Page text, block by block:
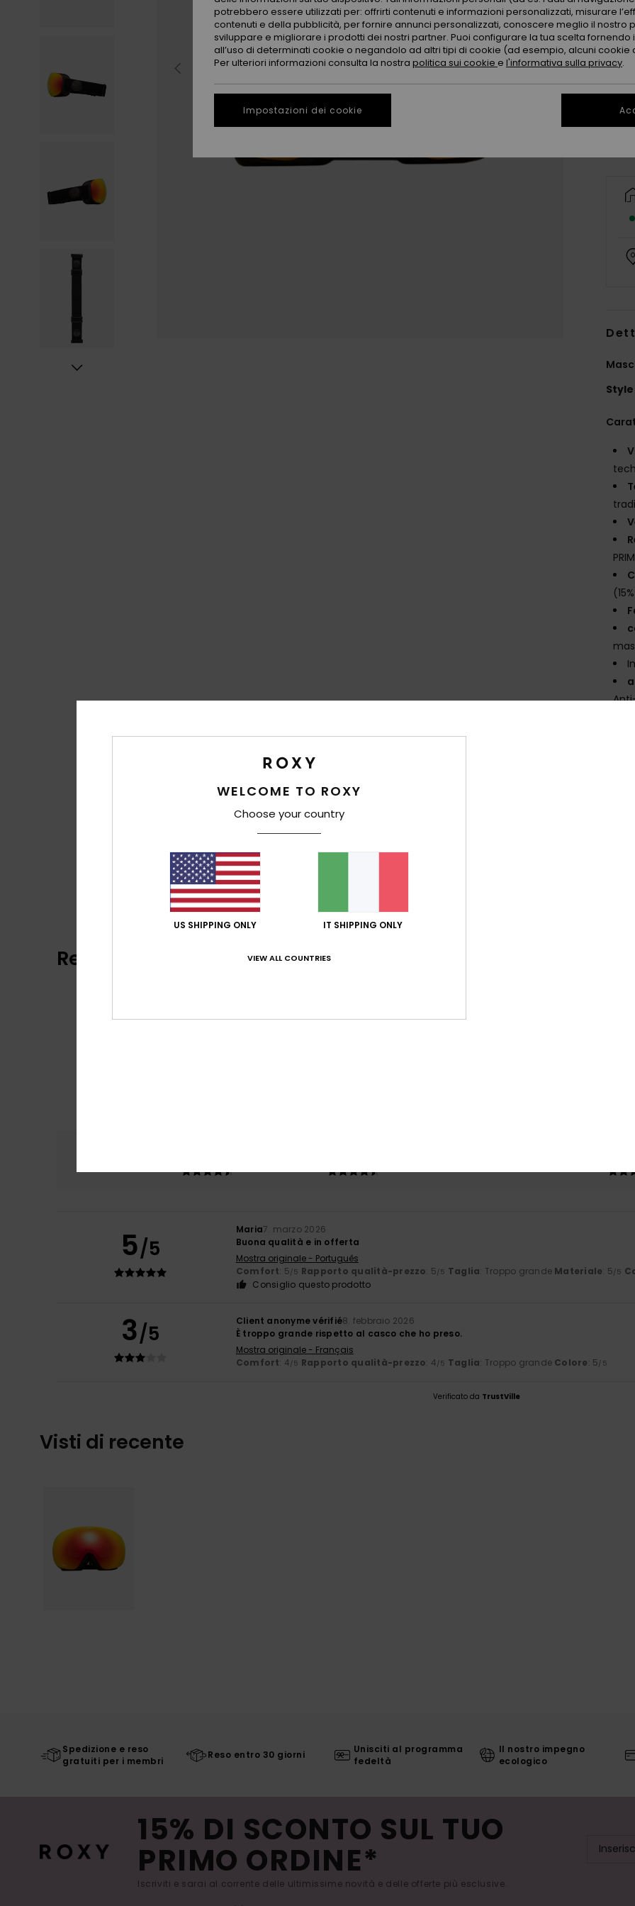
Style
Recensioni dei clienti
5/5
Maria7. marzo 2026
Buona qualità e in offerta
Mostra originale - Português
Comfort: 5/5 Rapporto qualità-prezzo: 5/5 Taglia: Troppo grande Materiale: 5/5
Consiglio questo prodotto
3/5 Client anonyme vérifié8. febbraio 2026
È troppo grande rispetto al casco che ho preso.
Mostra originale - Français
Comfort: 4/5 Rapporto qualità-prezzo: 4/5 Taglia: Troppo grande Colore: 5/5
Verificato da TrustVille
Visti di recente
Spedizione e reso
gratuiti per i membri
Reso entro 30 giorni
Unisciti al programma
fedeltà
Il nostro impegno
ecologico
15% DI SCONTO SUL TUO
PRIMO ORDINE*
Iscriviti e sarai al corrente delle ultimissime novità e delle offerte più esclusive.
WELCOME TO ROXY
Choose your country
US SHIPPING ONLY IT SHIPPING ONLY
VIEW ALL COUNTRIES
potrebbero essere utilizzati per: offrirti contenuti e informazioni personalizzati, misurare
contenuti e della pubblicità, per fornire annunci personalizzati, conoscere meglio il nostro
sviluppare e migliorare i prodotti dei nostri partner. Puoi configurare la tua scelta fornendo
all’uso di determinati cookie o negandolo ad altri tipi di cookie (ad esempio, alcuni cookie
Per ulteriori informazioni consulta la nostra politica sui cookie e l'informativa sulla privacy.
Impostazioni dei cookie